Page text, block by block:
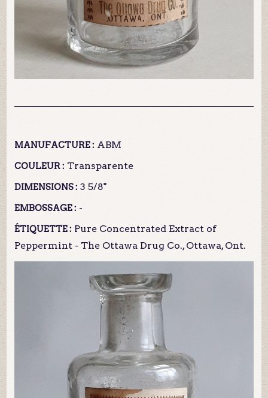
MANUFACTURE : ABM
COULEUR : Transparente
DIMENSIONS : 3 5/8"
EMBOSSAGE : -
ÉTIQUETTE : Pure Concentrated Extract of
Peppermint - The Ottawa Drug Co., Ottawa, Ont.